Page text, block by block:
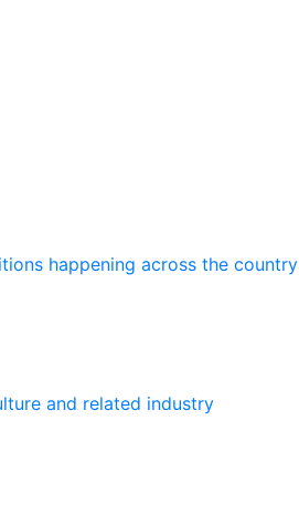
happening across the country
and related industry